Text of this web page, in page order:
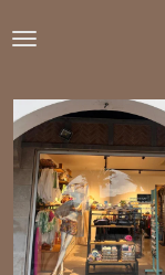
au
principal